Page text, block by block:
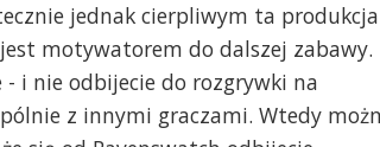
jednak cierpliwym ta produkcja
motywatorem do dalszej zabawy.
- i nie odbijecie do rozgrywki na
z innymi graczami. Wtedy